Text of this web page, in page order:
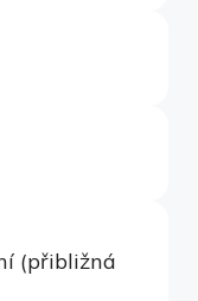
(přibližná